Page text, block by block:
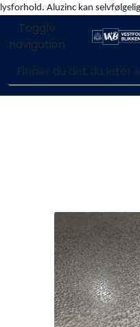
lysforhold. Aluzinc kan
men vil alikevel beholde en god
samt en pen overflate.
Enkelt kjøp,
Toggle
navigation
Bildegalleri
Våre leverandører
Handle her!